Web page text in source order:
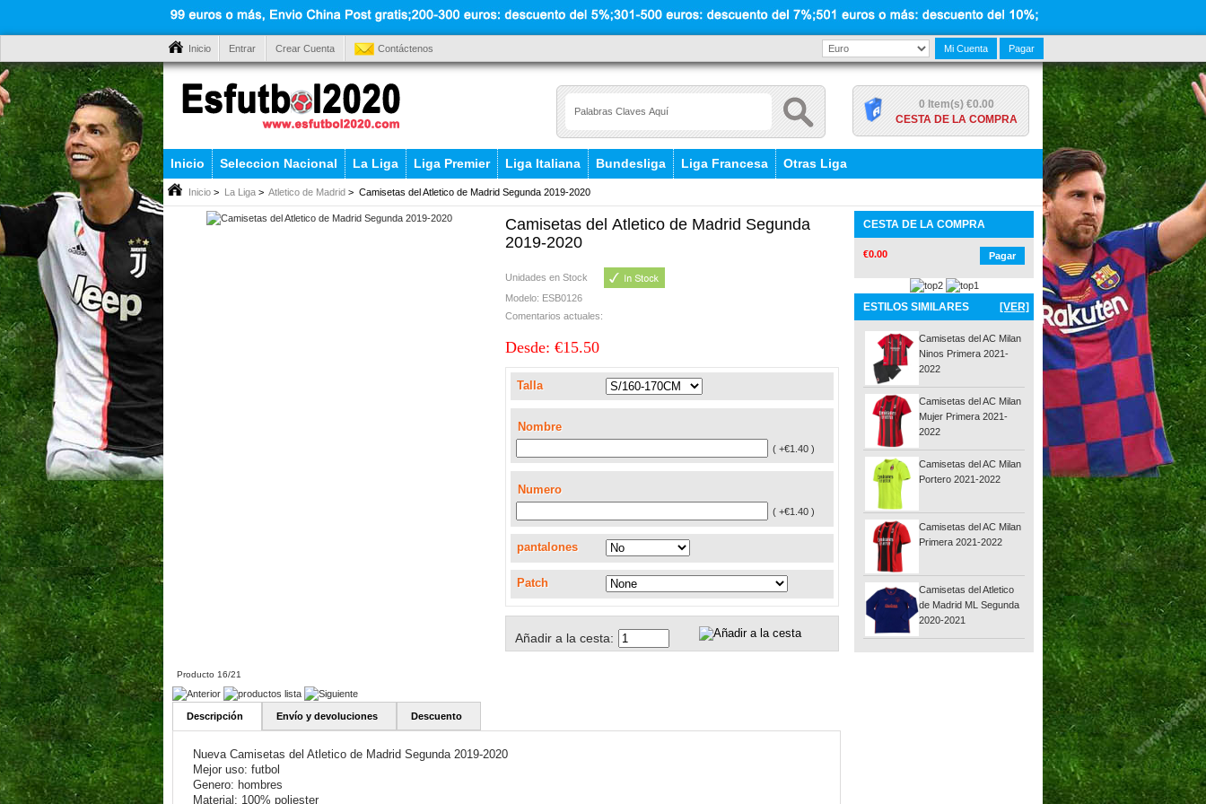
Inicio Entrar Crear Cuenta Contáctenos Pagar
Mi Cuenta
0 Item(s) €0.00
CESTA DE LA COMPRA
Inicio Seleccion Nacional La Liga Liga Premier Liga Italiana Bundesliga Liga Francesa Otras Liga
Inicio > La Liga > Atletico de Madrid > Camisetas del Atletico de Madrid Segunda 2019-2020
Camisetas del Atletico de Madrid Segunda
2019-2020
Unidades en Stock
Modelo: ESB0126
Comentarios actuales:
Desde: €15.50
Talla
Nombre
( +€1.40 )
Numero
( +€1.40 )
pantalones
Patch
Añadir a la cesta:
Producto 16/21
Descripción Envío y devoluciones Descuento
Nueva Camisetas del Atletico de Madrid Segunda 2019-2020
Mejor uso: futbol
Genero: hombres
Material: 100% poliester
CESTA DE LA COMPRA
€0.00 Pagar
ESTILOS SIMILARES [VER]
Camisetas del AC Milan
Ninos Primera 2021-
2022
Camisetas del AC Milan
Mujer Primera 2021-
2022
Camisetas del AC Milan
Portero 2021-2022
Camisetas del AC Milan
Primera 2021-2022
Camisetas del Atletico
de Madrid ML Segunda
2020-2021